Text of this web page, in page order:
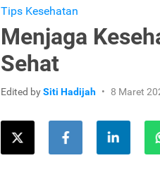
Tips Kesehatan
Menjaga
Sehat
Edited bySiti Hadijah 8 Maret